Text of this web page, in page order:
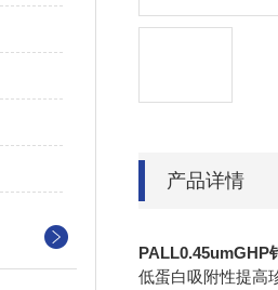
产品详情
PALL0.45umGHP
低蛋白吸附性提高